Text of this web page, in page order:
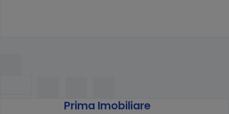
Prima Imobiliare